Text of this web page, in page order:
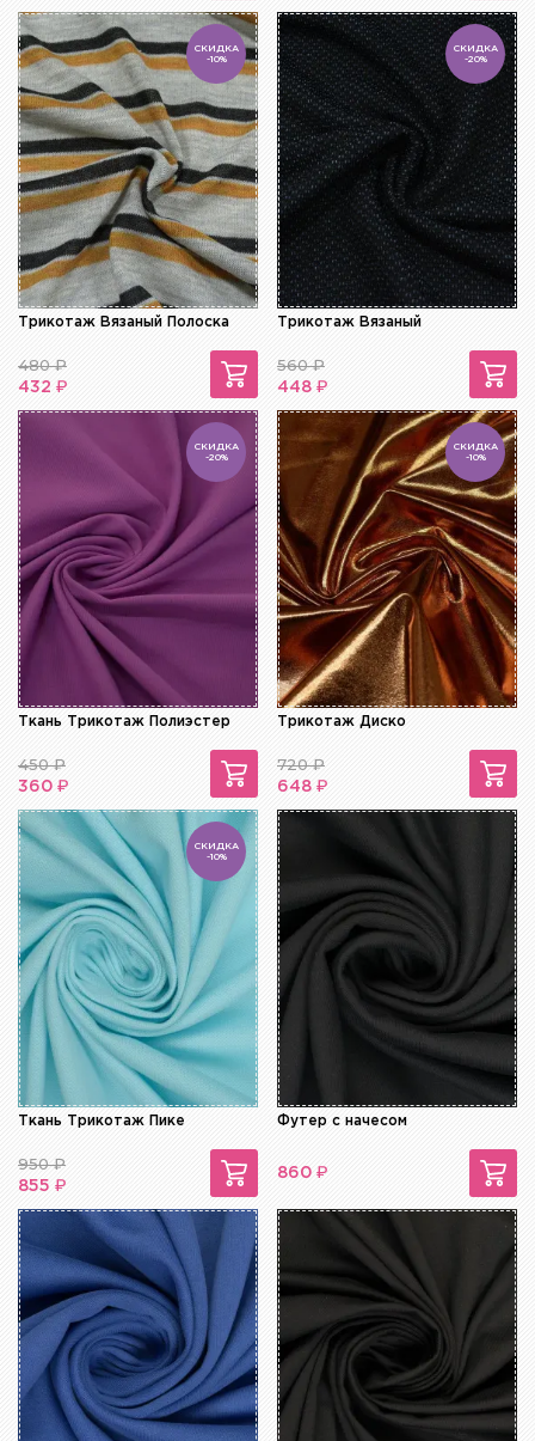
СКИДКА
-10%
Трикотаж Вязаный Полоска
480₽
432 ₽
СКИДКА
-20%
Трикотаж Вязаный
560₽
448 ₽
СКИДКА
-20%
Ткань Трикотаж Полиэстер
450₽
360 ₽
СКИДКА
-10%
Трикотаж Диско
720₽
648 ₽
СКИДКА
-10%
Ткань Трикотаж Пике
950₽
855 ₽
Футер с начесом
860 ₽